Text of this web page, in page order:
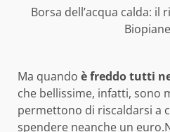
Borsa dell’acqua calda: il
Ma quando è freddo tutti
che bellissime, infatti, sono
permettono di riscaldarsi a
spendere neanche un